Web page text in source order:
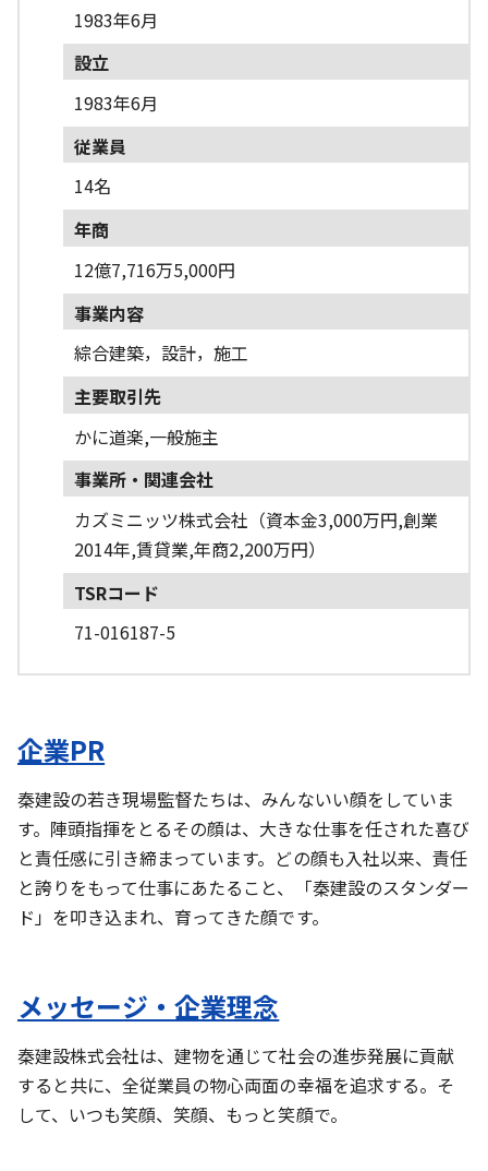
1983年6月
設立
1983年6月
従業員
14名
年商
12億7,716万5,000円
事業内容
綜合建築，設計，施工
主要取引先
かに道楽,一般施主
事業所・関連会社
カズミニッツ株式会社（資本金3,000万円,創業
2014年,賃貸業,年商2,200万円）
TSRコード
71-016187-5
企業PR
秦建設の若き現場監督たちは、みんないい顔をしていま
す。陣頭指揮をとるその顔は、大きな仕事を任された喜び
と責任感に引き締まっています。どの顔も入社以来、責任
と誇りをもって仕事にあたること、「秦建設のスタンダー
ド」を叩き込まれ、育ってきた顔です。
メッセージ・企業理念
秦建設株式会社は、建物を通じて社会の進歩発展に貢献
すると共に、全従業員の物心両面の幸福を追求する。そ
して、いつも笑顔、笑顔、もっと笑顔で。